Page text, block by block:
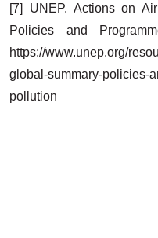
[7] UNEP. Actions on
Policies and
https://www.unep.org/
global-summary-policies-
pollution